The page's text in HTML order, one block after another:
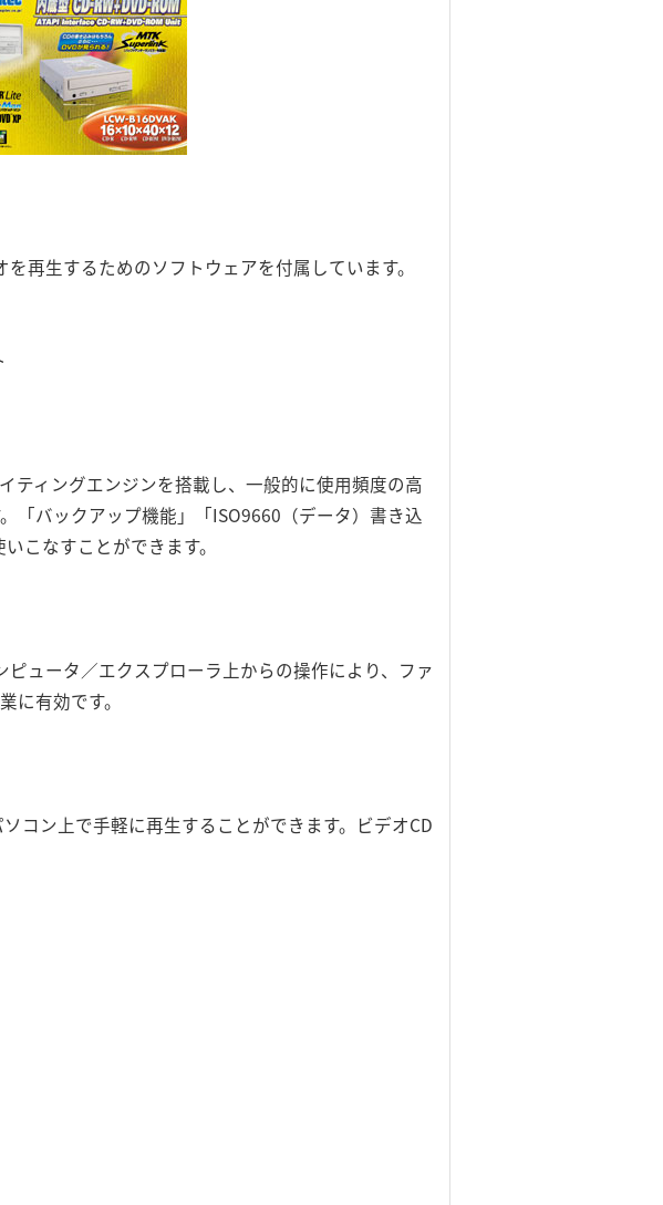
再生するためのソフトウェアを付属しています。
ティングエンジンを搭載し、一般的に使用頻度の高
「バックアップ機能」「ISO9660（データ）書き込
こなすことができます。
ュータ／エクスプローラ上からの操作により、ファ
に有効です。
コン上で手軽に再生することができます。ビデオCD